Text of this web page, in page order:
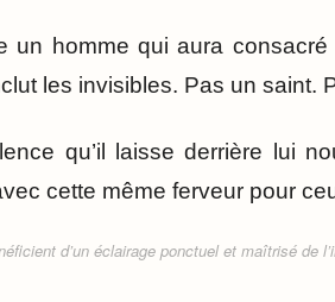
un homme qui aura consacré
les invisibles. Pas un saint.
qu’il laisse derrière lui
cette même ferveur pour
d’un éclairage ponctuel et maîtrisé de